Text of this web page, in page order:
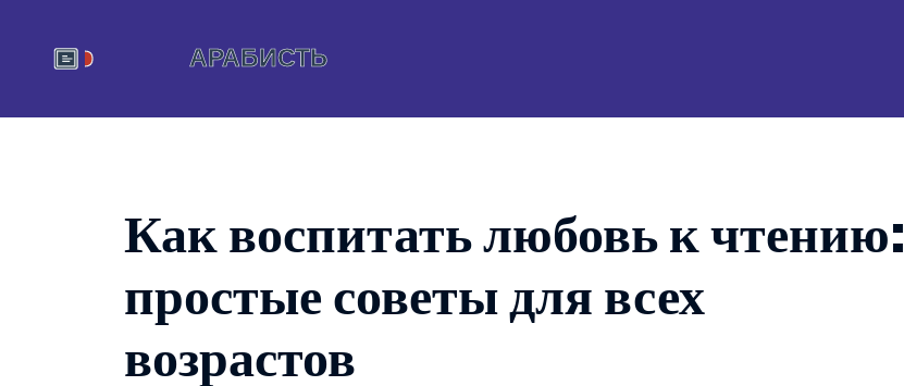
Как воспитать любовь к чтению:
простые советы для всех
возрастов